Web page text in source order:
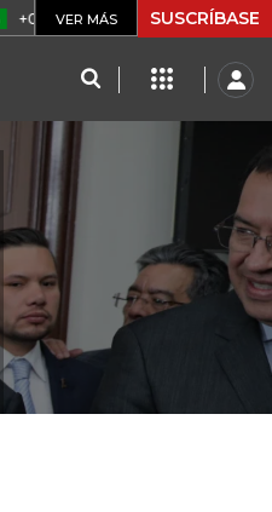
UVR $ 416,86 +$ 0,05 +0,01%
VER MÁS SUSCRÍBASE